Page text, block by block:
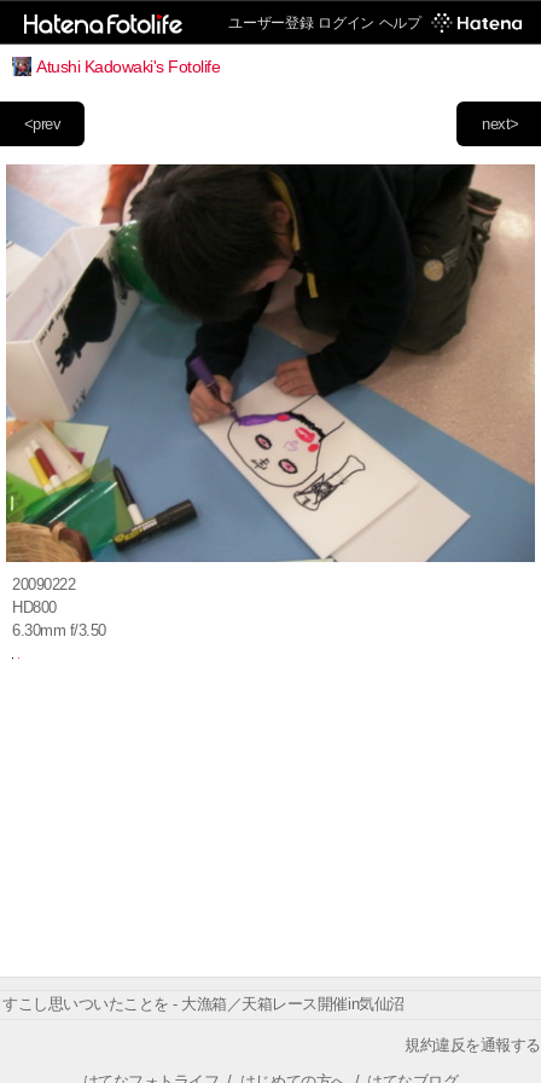
ユーザー登録 ログイン ヘルプ
Atushi Kadowaki's Fotolife
next>
<prev
20090222
HD800
6.30mm f/3.50
すこし思いついたことを - 大漁箱／天箱レース開催in気仙沼
規約違反を通報する